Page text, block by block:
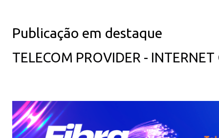
Publicação em destaque
TELECOM PROVIDER -